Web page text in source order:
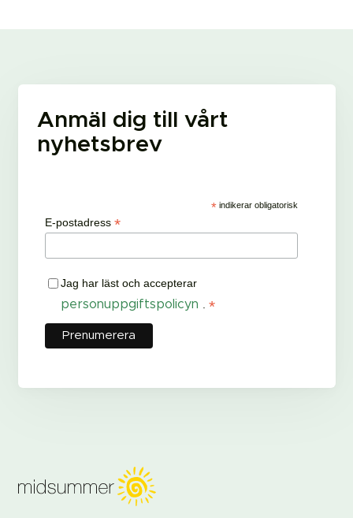
Anmäl dig till vårt
nyhetsbrev
* indikerar obligatorisk
E-postadress *
Jag har läst och accepterar
personuppgiftspolicyn
*